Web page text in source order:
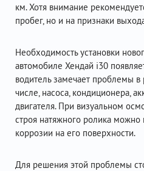
км. Хотя внимание
пробег, но и на признаки
Необходимость установки
автомобиле Хендай i30
водитель замечает проблемы
числе, насоса, кондиционера,
двигателя. При визуальном
строя натяжного ролика
коррозии на его поверхности.
Для решения этой проблемы